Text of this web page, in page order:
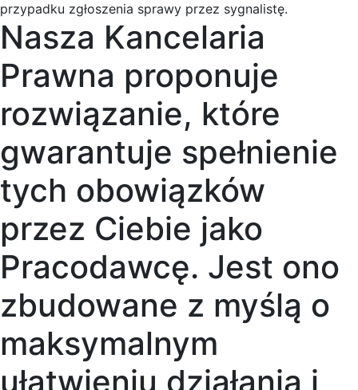
przypadku zgłoszenia sprawy przez sygnalistę.
Nasza Kancelaria
Prawna proponuje
rozwiązanie, które
gwarantuje spełnienie
tych obowiązków
przez Ciebie jako
Pracodawcę. Jest ono
zbudowane z myślą o
maksymalnym
ułatwieniu działania i